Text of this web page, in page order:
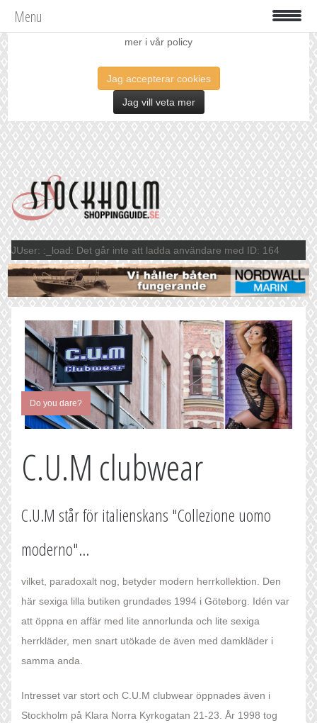
Vi använder oss av cookies för att förbättra din upplevelse. Läs
mer i vår policy
Jag accepterar cookies
Jag vill veta mer
Menu
JUser: :_load: Det går inte att ladda användare med ID: 164
Do you dare?
C.U.M clubwear
C.U.M står för italienskans "Collezione uomo
moderno"...
vilket, paradoxalt nog, betyder modern herrkollektion. Den
här sexiga lilla butiken grundades 1994 i Göteborg. Idén var
att öppna en affär med lite annorlunda och lite sexiga
herrkläder, men snart utökade de även med damkläder i
samma anda.
Intresset var stort och C.U.M clubwear öppnades även i
Stockholm på Klara Norra Kyrkogatan 21-23. År 1998 tog